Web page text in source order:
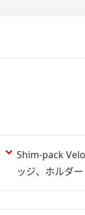
Shim-pack
ッジ、ホルダー